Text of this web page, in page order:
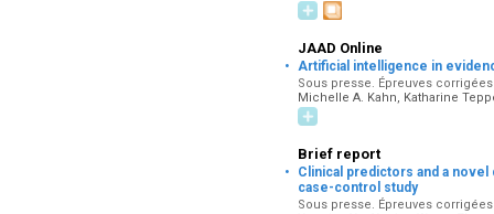
JAAD Online
· Artificial intelligence in
Sous presse. Épreuves
Michelle A. Kahn, Katharine
Brief report
·
Clinical predictors and a
case-control study
Sous presse. Épreuves